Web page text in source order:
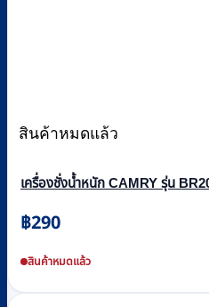
สินค้าหมดแล้ว
เครื่องชั่งน้ำหนัก CAMRY รุ่น
฿290
สินค้าหมดแล้ว
product